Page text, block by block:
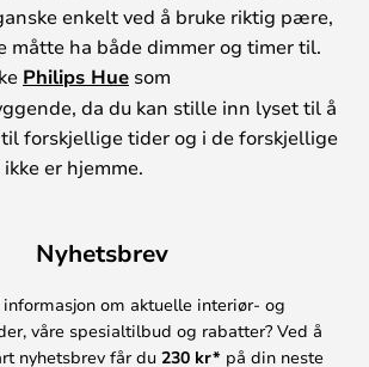
enkelt ved å bruke riktig pære,
måtte ha både dimmer og timer til.
Philips Hue som
da du kan stille inn lyset til å
til forskjellige tider og i de forskjellige
er hjemme.
Nyhetsbrev
om aktuelle interiør- og
våre spesialtilbud og rabatter? Ved å
nyhetsbrev får du 230 kr* på din neste